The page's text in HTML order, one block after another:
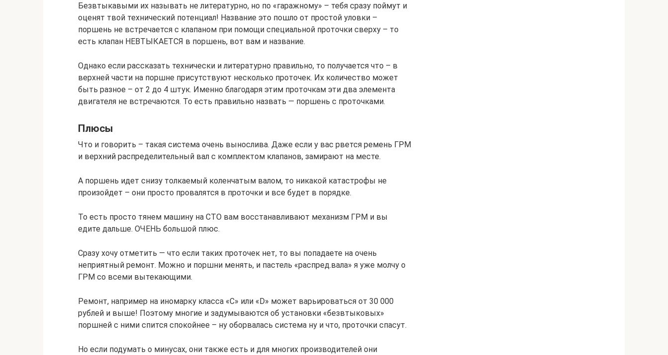
Безвтыкавыми их называть не литературно, но по «гаражному» – тебя сразу поймут и
оценят твой технический потенциал! Название это пошло от простой уловки –
поршень не встречается с клапаном при помощи специальной проточки сверху – то
есть клапан НЕВТЫКАЕТСЯ в поршень, вот вам и название.
Однако если рассказать технически и литературно правильно, то получается что – в
верхней части на поршне присутствуют несколько проточек. Их количество может
быть разное – от 2 до 4 штук. Именно благодаря этим проточкам эти два элемента
двигателя не встречаются. То есть правильно назвать — поршень с проточками.
Плюсы
Что и говорить – такая система очень вынослива. Даже если у вас рвется ремень ГРМ
и верхний распределительный вал с комплектом клапанов, замирают на месте.
А поршень идет снизу толкаемый коленчатым валом, то никакой катастрофы не
произойдет – они просто провалятся в проточки и все будет в порядке.
То есть просто тянем машину на СТО вам восстанавливают механизм ГРМ и вы
едите дальше. ОЧЕНЬ большой плюс.
Сразу хочу отметить — что если таких проточек нет, то вы попадаете на очень
неприятный ремонт. Можно и поршни менять, и пастель «распред.вала» я уже молчу о
ГРМ со всеми вытекающими.
Ремонт, например на иномарку класса «С» или «D» может варьироваться от 30 000
рублей и выше! Поэтому многие и задумываются об установки «безвтыковых»
поршней с ними спится спокойнее – ну оборвалась система ну и что, проточки спасут.
Но если подумать о минусах, они также есть и для многих производителей они